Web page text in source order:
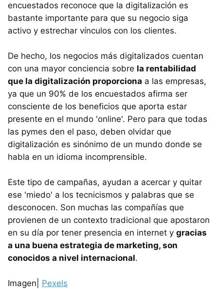
encuestados reconoce que la digitalización es
bastante importante para que su negocio siga
activo y estrechar vínculos con los clientes.
De hecho, los negocios más digitalizados cuentan
con una mayor conciencia sobre la rentabilidad
que la digitalización proporciona a las empresas,
ya que un 90% de los encuestados afirma ser
consciente de los beneficios que aporta estar
presente en el mundo 'online'. Pero para que todas
las pymes den el paso, deben olvidar que
digitalización es sinónimo de un mundo donde se
habla en un idioma incomprensible.
Este tipo de campañas, ayudan a acercar y quitar
ese 'miedo' a los tecnicismos y palabras que se
desconocen. Son muchas las compañías que
provienen de un contexto tradicional que apostaron
en su día por tener presencia en internet y gracias
a una buena estrategia de marketing, son
conocidos a nivel internacional.
Imagen| Pexels